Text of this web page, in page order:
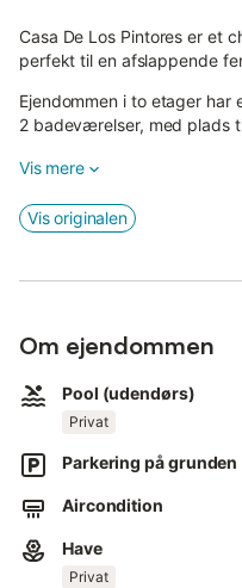
Casa De Los Pintores er et
perfekt til en afslappende
Ejendommen i to etager
2 badeværelser, med plads
Yderligere faciliteter
mastersoveværelset og
vaskemaskine.
Bemærk venligst, at
terrasser.
Huset ligger tæt på
Bolonia og Tarifa.
Der er 2 parkeringspladser
Op til 2 kæledyr er velkomne.
Rygning og fester er ikke
Sikkerhedskameraer er
Vis mere
Vis originalen
Om ejendommen
Pool (udendørs)
Privat
Parkering på grunden
Aircondition
Have
Privat